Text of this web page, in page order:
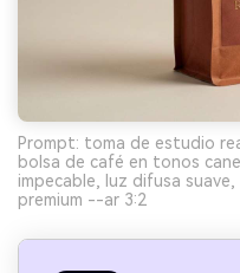
Prompt: toma de estudio
bolsa de café en tonos
impecable, luz difusa
premium --ar 3:2